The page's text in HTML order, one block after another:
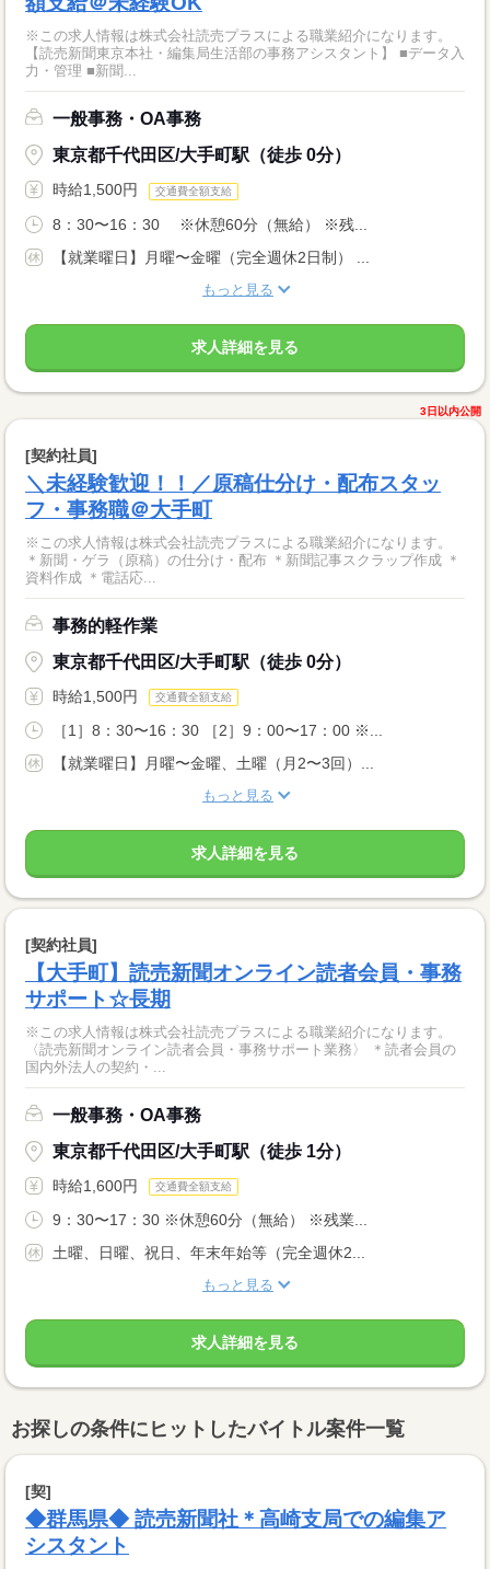
※この求人情報は株式会社読売プラスによる職業紹介になります。
【読売新聞東京本社・編集局生活部の事務アシスタント】 ■データ入
力・管理 ■新聞...
一般事務・OA事務
東京都千代田区/大手町駅（徒歩 0分）
時給1,500円 交通費全額支給
8：30〜16：30 ※休憩60分（無給） ※残...
【就業曜日】月曜〜金曜（完全週休2日制） ...
もっと見る
求人詳細を見る
3日以内公開
[契約社員]
＼未経験歓迎！！／原稿仕分け・配布スタッ
フ・事務職＠大手町
※この求人情報は株式会社読売プラスによる職業紹介になります。
＊新聞・ゲラ（原稿）の仕分け・配布 ＊新聞記事スクラップ作成 ＊
資料作成 ＊電話応...
事務的軽作業
東京都千代田区/大手町駅（徒歩 0分）
時給1,500円 交通費全額支給
［1］8：30〜16：30 ［2］9：00〜17：00 ※...
【就業曜日】月曜〜金曜、土曜（月2〜3回）...
もっと見る
求人詳細を見る
[契約社員]
【大手町】読売新聞オンライン読者会員・事務
サポート☆長期
※この求人情報は株式会社読売プラスによる職業紹介になります。
〈読売新聞オンライン読者会員・事務サポート業務〉 ＊読者会員の
国内外法人の契約・...
一般事務・OA事務
東京都千代田区/大手町駅（徒歩 1分）
時給1,600円 交通費全額支給
9：30〜17：30 ※休憩60分（無給） ※残業...
土曜、日曜、祝日、年末年始等（完全週休2...
もっと見る
求人詳細を見る
お探しの条件にヒットしたバイトル案件一覧
[契]
◆群馬県◆ 読売新聞社＊高崎支局での編集ア
シスタント